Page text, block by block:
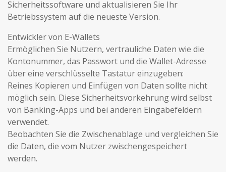
Sicherheitssoftware und aktualisieren Sie Ihr
Betriebssystem auf die neueste Version.
Entwickler von E-Wallets
Ermöglichen Sie Nutzern, vertrauliche Daten wie die
Kontonummer, das Passwort und die Wallet-Adresse
über eine verschlüsselte Tastatur einzugeben:
Reines Kopieren und Einfügen von Daten sollte nicht
möglich sein. Diese Sicherheitsvorkehrung wird selbst
von Banking-Apps und bei anderen Eingabefeldern
verwendet.
Beobachten Sie die Zwischenablage und vergleichen Sie
die Daten, die vom Nutzer zwischengespeichert
werden.